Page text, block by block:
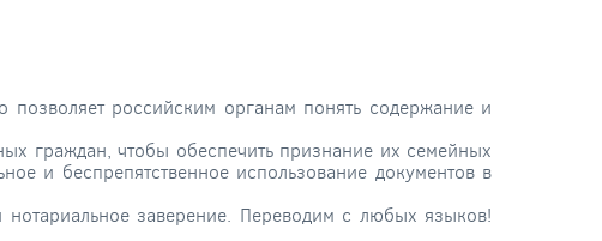
российским органам понять содержание и
граждан, чтобы обеспечить признание их семейных
и беспрепятственное использование документов в
заверение. Переводим с любых языков!